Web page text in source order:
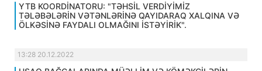
YTB KOORDİNATORU: "TƏHSİL VERDİYİMİZ
TƏLƏBƏLƏRİN VƏTƏNLƏRİNƏ QAYIDARAQ XALQINA VƏ
ÖLKƏSİNƏ FAYDALI OLMAĞINI İSTƏYİRİK".
13:28 20.12.2022